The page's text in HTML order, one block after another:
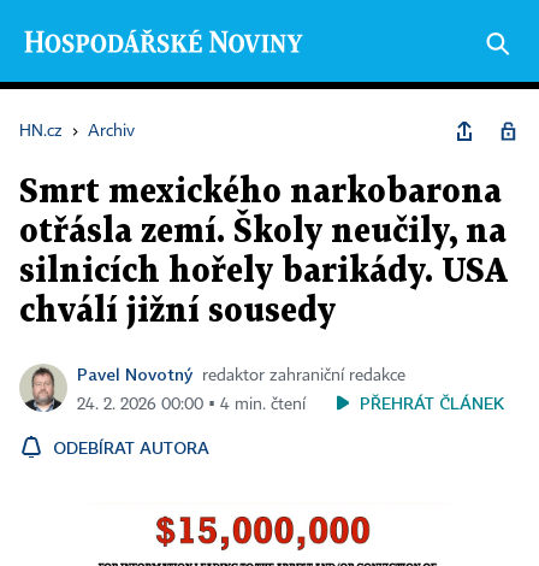
HN.cz › Archiv
Smrt mexického narkobarona
otřásla zemí. Školy neučily, na
silnicích hořely barikády. USA
chválí jižní sousedy
Pavel Novotný
redaktor zahraniční redakce
24. 2. 2026 00:00 ▪ 4 min. čtení
PŘEHRÁT ČLÁNEK
ODEBÍRAT AUTORA